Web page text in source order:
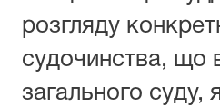
розгляду
судочинства, що
загального